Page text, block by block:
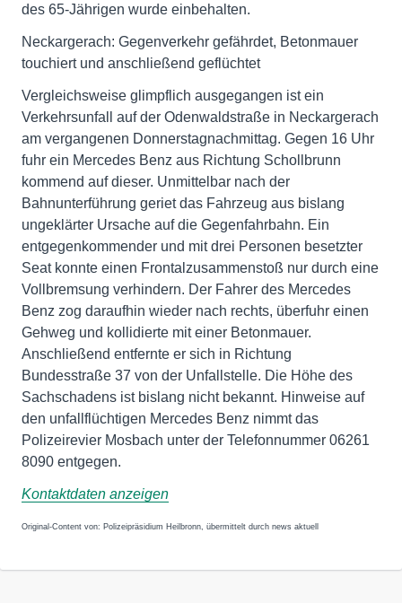
des 65-Jährigen wurde einbehalten.
Neckargerach: Gegenverkehr gefährdet, Betonmauer
touchiert und anschließend geflüchtet
Vergleichsweise glimpflich ausgegangen ist ein
Verkehrsunfall auf der Odenwaldstraße in Neckargerach
am vergangenen Donnerstagnachmittag. Gegen 16 Uhr
fuhr ein Mercedes Benz aus Richtung Schollbrunn
kommend auf dieser. Unmittelbar nach der
Bahnunterführung geriet das Fahrzeug aus bislang
ungeklärter Ursache auf die Gegenfahrbahn. Ein
entgegenkommender und mit drei Personen besetzter
Seat konnte einen Frontalzusammenstoß nur durch eine
Vollbremsung verhindern. Der Fahrer des Mercedes
Benz zog daraufhin wieder nach rechts, überfuhr einen
Gehweg und kollidierte mit einer Betonmauer.
Anschließend entfernte er sich in Richtung
Bundesstraße 37 von der Unfallstelle. Die Höhe des
Sachschadens ist bislang nicht bekannt. Hinweise auf
den unfallflüchtigen Mercedes Benz nimmt das
Polizeirevier Mosbach unter der Telefonnummer 06261
8090 entgegen.
Kontaktdaten anzeigen
Original-Content von: Polizeipräsidium Heilbronn, übermittelt durch news aktuell